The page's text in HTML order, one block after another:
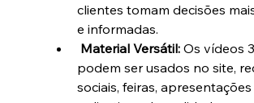
clientes tomam decisões
e informadas.
Material Versátil: Os vídeos
podem ser usados no site,
sociais, feiras,